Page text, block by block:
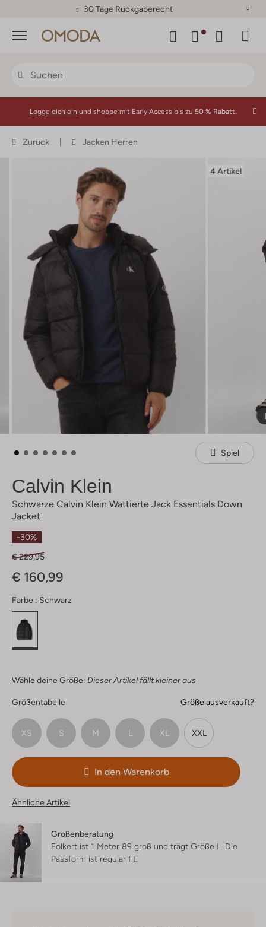
30 Tage Rückgaberecht
Menü
Logge dich ein und shoppe mit Early Access bis zu 50 % Rabatt.
Zurück Jacken Herren
4 Artikel
Spiel
Calvin Klein
Schwarze Calvin Klein Wattierte Jack Essentials Down
Jacket
-30%
€ 229,95
€ 160,99
Farbe : Schwarz
Wähle deine Größe: Dieser Artikel fällt kleiner aus
Größentabelle Größe ausverkauft?
XS S M L XL XXL
In den Warenkorb
Ähnliche Artikel
Größenberatung
Folkert ist 1 Meter 89 groß und trägt Größe L. Die
Passform ist regular fit